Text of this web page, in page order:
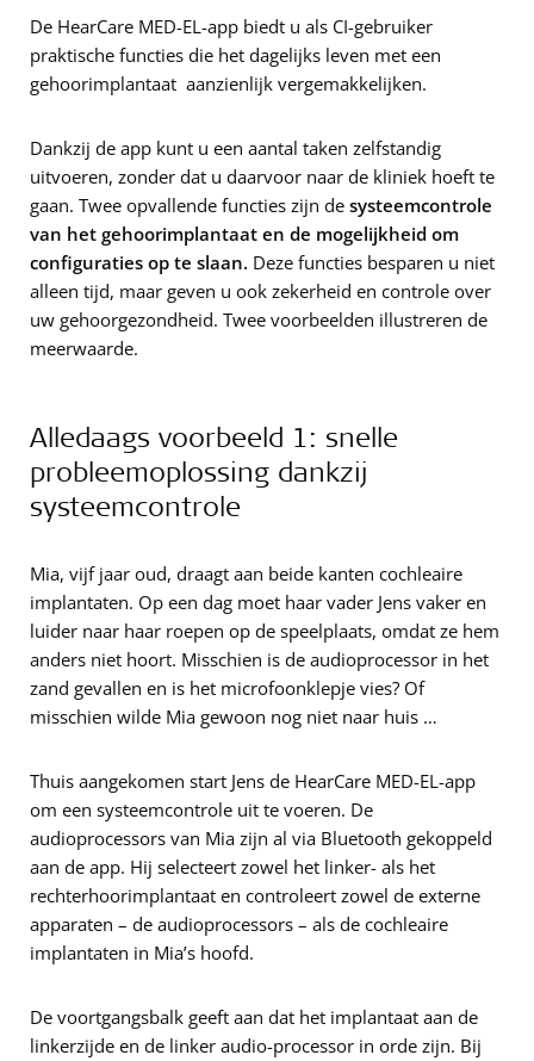
De HearCare MED-EL-app biedt u als CI-gebruiker
praktische functies die het dagelijks leven met een
gehoorimplantaat aanzienlijk vergemakkelijken.
Dankzij de app kunt u een aantal taken zelfstandig
uitvoeren, zonder dat u daarvoor naar de kliniek hoeft te
gaan. Twee opvallende functies zijn de systeemcontrole
van het gehoorimplantaat en de mogelijkheid om
configuraties op te slaan. Deze functies besparen u niet
alleen tijd, maar geven u ook zekerheid en controle over
uw gehoorgezondheid. Twee voorbeelden illustreren de
meerwaarde.
Alledaags voorbeeld 1: snelle
probleemoplossing dankzij
systeemcontrole
Mia, vijf jaar oud, draagt aan beide kanten cochleaire
implantaten. Op een dag moet haar vader Jens vaker en
luider naar haar roepen op de speelplaats, omdat ze hem
anders niet hoort. Misschien is de audioprocessor in het
zand gevallen en is het microfoonklepje vies? Of
misschien wilde Mia gewoon nog niet naar huis …
Thuis aangekomen start Jens de HearCare MED-EL-app
om een systeemcontrole uit te voeren. De
audioprocessors van Mia zijn al via Bluetooth gekoppeld
aan de app. Hij selecteert zowel het linker- als het
rechterhoorimplantaat en controleert zowel de externe
apparaten – de audioprocessors – als de cochleaire
implantaten in Mia’s hoofd.
De voortgangsbalk geeft aan dat het implantaat aan de
linkerzijde en de linker audio-processor in orde zijn. Bij